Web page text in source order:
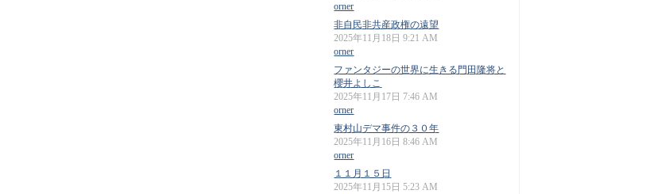
orner
非自民非共産政権の遠望
2025年11月18日 9:21 AM
orner
ファンタジーの世界に生きる門田隆将と
櫻井よしこ
2025年11月17日 7:46 AM
orner
東村山デマ事件の３０年
2025年11月16日 8:46 AM
orner
１１月１５日
2025年11月15日 5:23 AM